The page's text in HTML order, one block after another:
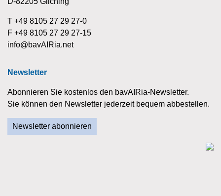
T +49 8105 27 29 27-0
F +49 8105 27 29 27-15
info@bavAIRia.net
Newsletter
Abonnieren Sie kostenlos den bavAIRia-Newsletter.
Sie können den Newsletter jederzeit bequem abbestellen.
Newsletter abonnieren